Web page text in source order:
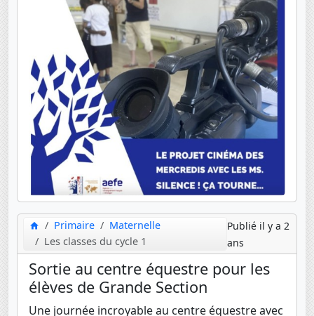
Primaire
Maternelle
Les classes du cycle 1
Publié il y a 2
ans
Sortie au centre équestre pour les
élèves de Grande Section
Une journée incroyable au centre équestre avec